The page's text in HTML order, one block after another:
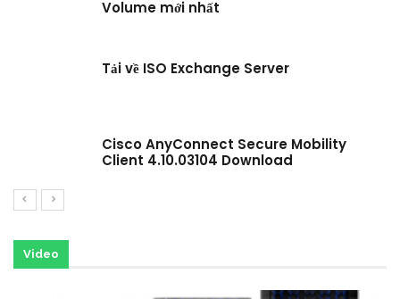
Volume mới nhất
Tải về ISO Exchange Server
Cisco AnyConnect Secure Mobility
Client 4.10.03104 Download
Video